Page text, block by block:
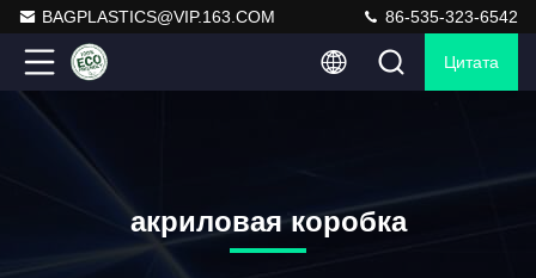
BAGPLASTICS@VIP.163.COM 86-535-323-6542
Цитата
акриловая коробка